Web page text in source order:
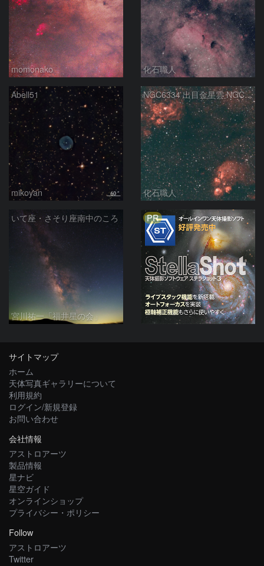
momonako 化石職人
Abell51
mikoyan
NGC6334 出目金星雲 NGC6357 彼岸花星雲 さそり座
化石職人
いて座・さそり座南中のころ
宮川祐一「福井星の会」
PR
サイトマップ
ホーム
天体写真ギャラリーについて
利用規約
ログイン/新規登録
お問い合わせ
会社情報
アストロアーツ
製品情報
星ナビ
星空ガイド
オンラインショップ
プライバシー・ポリシー
Follow
アストロアーツ
Twitter